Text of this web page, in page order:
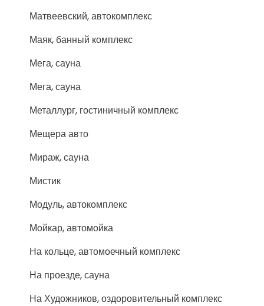
Матвеевский, автокомплекс
Маяк, банный комплекс
Мега, сауна
Мега, сауна
Металлург, гостиничный комплекс
Мещера авто
Мираж, сауна
Мистик
Модуль, автокомплекс
Мойкар, автомойка
На кольце, автомоечный комплекс
На проезде, сауна
На Художников, оздоровительный комплекс